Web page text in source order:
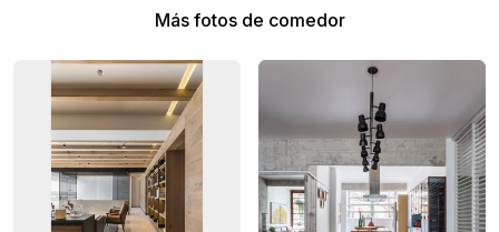
Más fotos de comedor